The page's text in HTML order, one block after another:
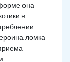
она
в
ломка